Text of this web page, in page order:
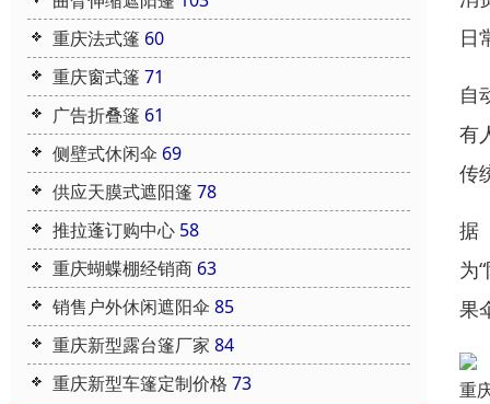
重庆法式篷 60
重庆窗式篷 71
广告折叠篷 61
侧壁式休闲伞 69
供应天膜式遮阳篷 78
推拉蓬订购中心 58
重庆蝴蝶棚经销商 63
销售户外休闲遮阳伞 85
重庆新型露台篷厂家 84
重庆新型车篷定制价格 73
日
自
有
传
据
为
果
重